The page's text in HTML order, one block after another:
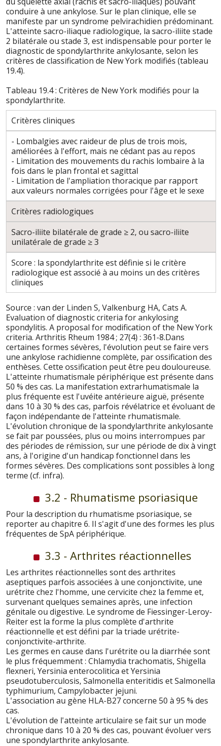
conduire à une ankylose. Sur le plan clinique, elle se
manifeste par un syndrome pelvirachidien prédominant.
L'atteinte sacro-iliaque radiologique, la sacro-iliite stade
2 bilatérale ou stade 3, est indispensable pour porter le
diagnostic de spondylarthrite ankylosante, selon les
critères de classification de New York modifiés (tableau
19.4).
Tableau 19.4 : Critères de New York modifiés pour la
spondylarthrite.
Critères cliniques
- Lombalgies avec raideur de plus de trois mois,
améliorées à l'effort, mais ne cédant pas au repos
- Limitation des mouvements du rachis lombaire à la
fois dans le plan frontal et sagittal
- Limitation de l'ampliation thoracique par rapport
aux valeurs normales corrigées pour l'âge et le sexe
Critères radiologiques
Sacro-iliite bilatérale de grade ≥ 2, ou sacro-iliite
unilatérale de grade ≥ 3
Score : la spondylarthrite est définie si le critère
radiologique est associé à au moins un des critères
cliniques
Source : van der Linden S, Valkenburg HA, Cats A.
Evaluation of diagnostic criteria for ankylosing
spondylitis. A proposal for modification of the New York
criteria. Arthritis Rheum 1984 ; 27(4) : 361-8.Dans
certaines formes sévères, l'évolution peut se faire vers
une ankylose rachidienne complète, par ossification des
enthèses. Cette ossification peut être peu douloureuse.
L'atteinte rhumatismale périphérique est présente dans
50 % des cas. La manifestation extrarhumatismale la
plus fréquente est l'uvéite antérieure aiguë, présente
dans 10 à 30 % des cas, parfois révélatrice et évoluant de
façon indépendante de l'atteinte rhumatismale.
L'évolution chronique de la spondylarthrite ankylosante
se fait par poussées, plus ou moins interrompues par
des périodes de rémission, sur une période de dix à vingt
ans, à l'origine d'un handicap fonctionnel dans les
formes sévères. Des complications sont possibles à long
terme (cf. infra).
3.2 - Rhumatisme psoriasique
Pour la description du rhumatisme psoriasique, se
reporter au chapitre 6. Il s'agit d'une des formes les plus
fréquentes de SpA périphérique.
3.3 - Arthrites réactionnelles
Les arthrites réactionnelles sont des arthrites
aseptiques parfois associées à une conjonctivite, une
urétrite chez l'homme, une cervicite chez la femme et,
survenant quelques semaines après, une infection
génitale ou digestive. Le syndrome de Fiessinger-Leroy-
Reiter est la forme la plus complète d'arthrite
réactionnelle et est défini par la triade urétrite-
conjonctivite-arthrite.
Les germes en cause dans l'urétrite ou la diarrhée sont
le plus fréquemment : Chlamydia trachomatis, Shigella
flexneri, Yersinia enterocolitica et Yersinia
pseudotuberculosis, Salmonella enteritidis et Salmonella
typhimurium, Campylobacter jejuni.
L'association au gène HLA-B27 concerne 50 à 95 % des
cas.
L'évolution de l'atteinte articulaire se fait sur un mode
chronique dans 10 à 20 % des cas, pouvant évoluer vers
une spondylarthrite ankylosante.